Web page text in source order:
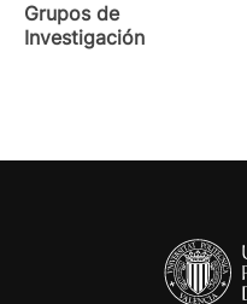
Grupos de
Investigación